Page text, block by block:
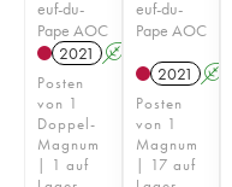
euf-du-
Pape AOC
2021
A
Posten
von 1
Doppel-
Magnum
| 1 auf
euf-du-
Pape AOC
2021 A
Posten
von 1
Magnum
| 17 auf